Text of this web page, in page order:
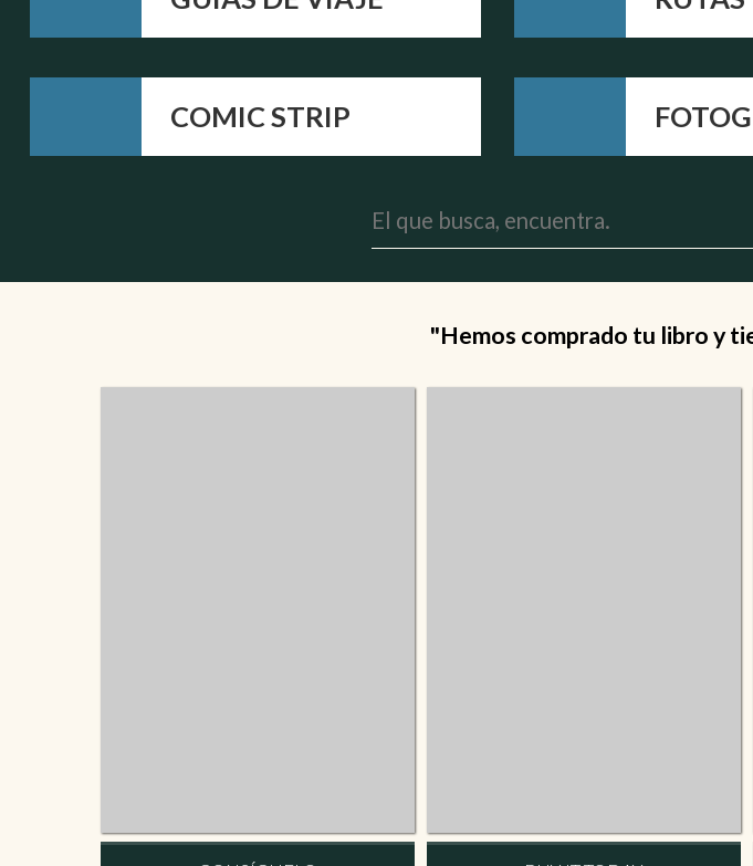
COMIC STRIP
"Hemos comprado tu libro y